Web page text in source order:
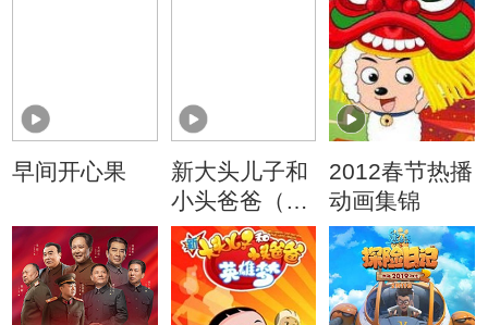
早间开心果
新大头儿子和
小头爸爸（动
画真人情景
剧）
2012春节热播
动画集锦